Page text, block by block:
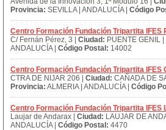
Provincia: SEVILLA | ANDALUCÍA | Código
Centro Formación Fundación Tripartita IFES
C/ Fernán Pérez, 3 | Ciudad: PUENTE GENIL |
ANDALUCÍA | Código Postal: 14002
Centro Formación Fundación Tripartita IFES
CTRA DE NIJAR 206 | Ciudad: CAÑADA DE
Provincia: ALMERIA | ANDALUCÍA | Código
Centro Formación Fundación Tripartita IFES
Laujar de Andarax | Ciudad: LAUJAR DE
ANDALUCÍA | Código Postal: 4470